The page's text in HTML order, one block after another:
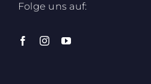
Folge uns auf: